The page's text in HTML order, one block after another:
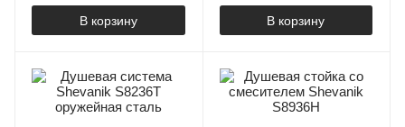
В корзину В корзину